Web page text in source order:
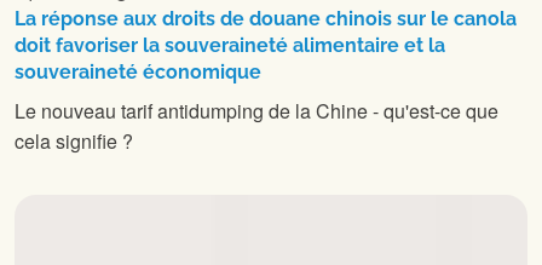
La réponse aux droits de douane chinois sur le canola
doit favoriser la souveraineté alimentaire et la
souveraineté économique
Le nouveau tarif antidumping de la Chine - qu'est-ce que
cela signifie ?